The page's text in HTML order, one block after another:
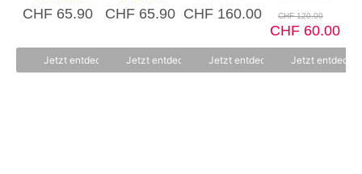
5.00
von 5
CHF65.90
Jetzt entdecken
4.80
von 5
CHF65.90
Jetzt entdecken
0
v
5
CHF160.00
Jetzt entdecken
v
o
n
5
CHF120.00
CHF60.00
ist:
Jetzt